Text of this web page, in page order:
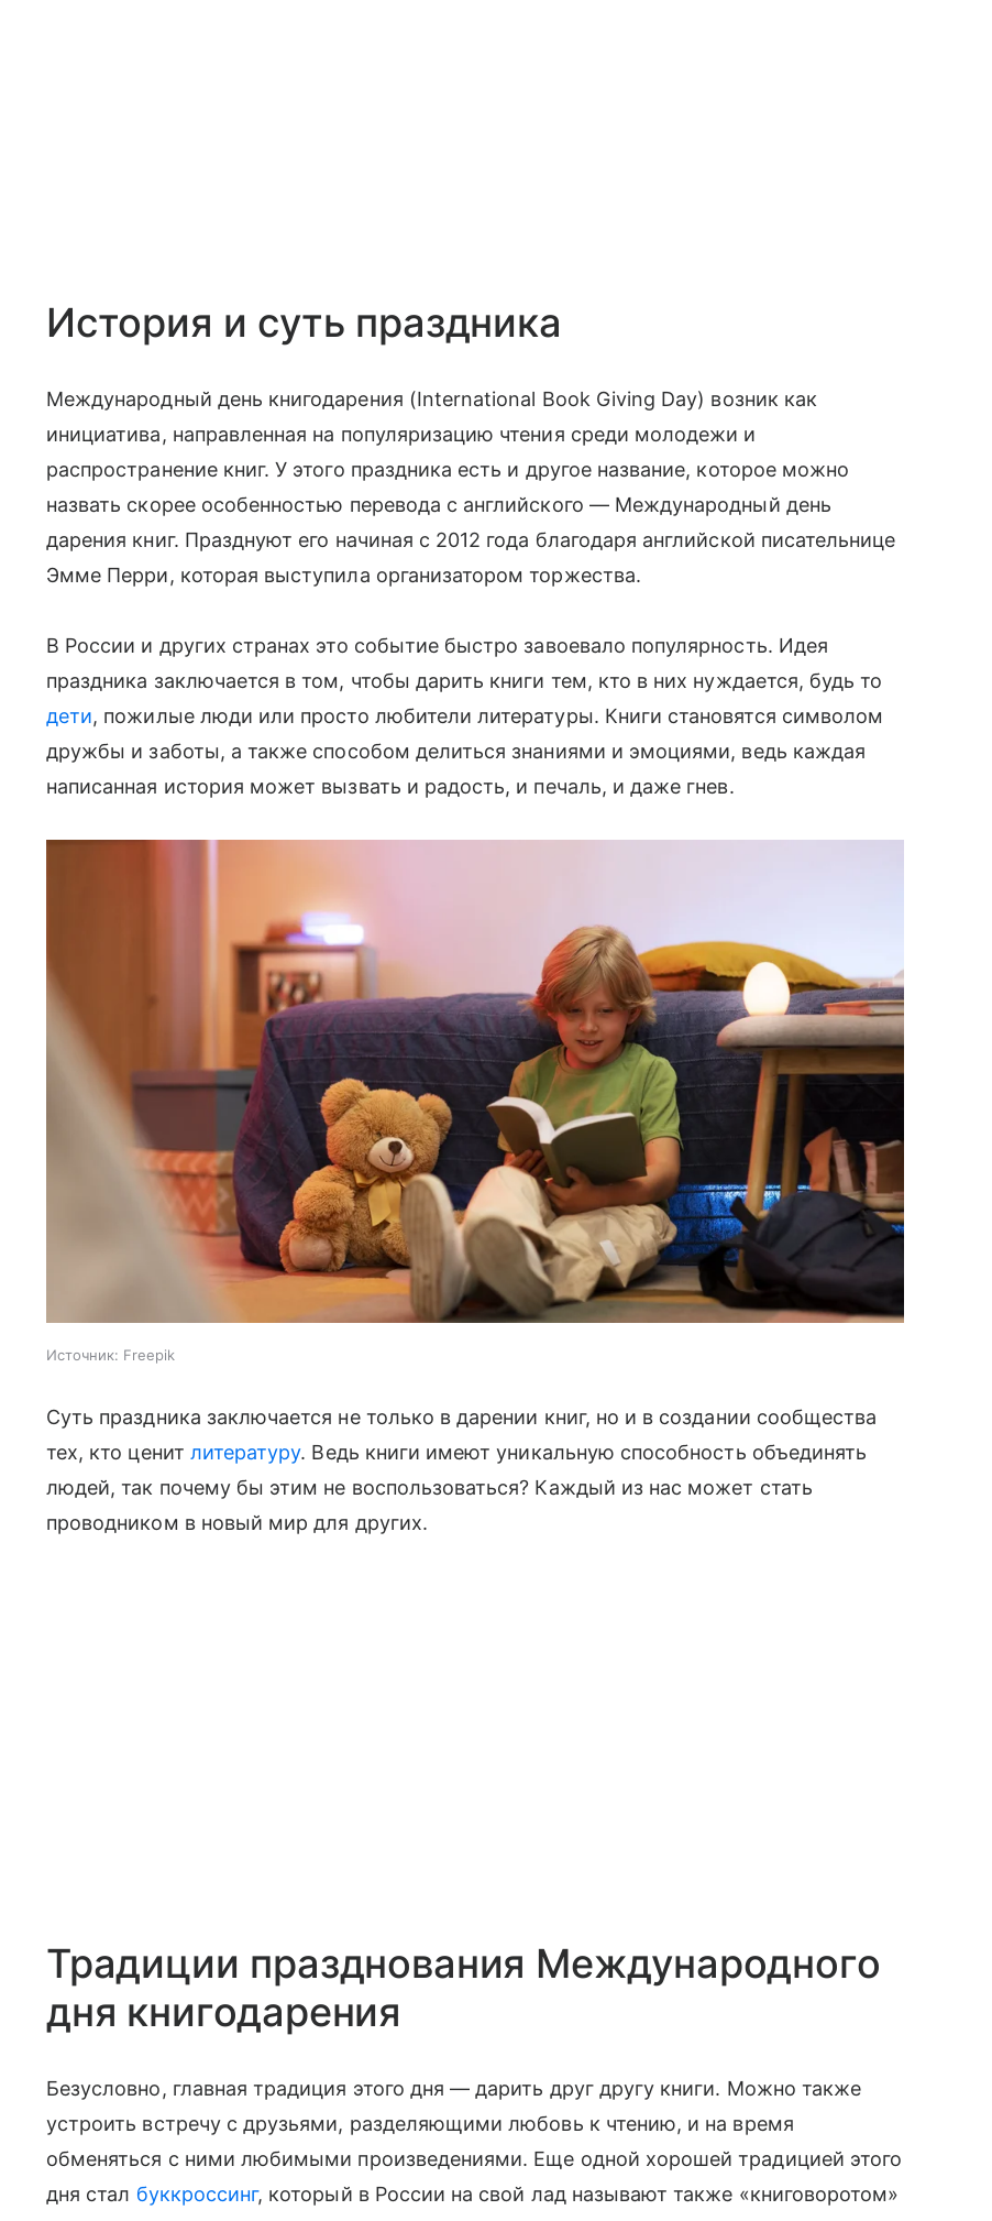
История и суть праздника
Международный день книгодарения (International Book Giving Day) возник как
инициатива, направленная на популяризацию чтения среди молодежи и
распространение книг. У этого праздника есть и другое название, которое можно
назвать скорее особенностью перевода с английского — Международный день
дарения книг. Празднуют его начиная с 2012 года благодаря английской писательнице
Эмме Перри, которая выступила организатором торжества.
В России и других странах это событие быстро завоевало популярность. Идея
праздника заключается в том, чтобы дарить книги тем, кто в них нуждается, будь то
дети, пожилые люди или просто любители литературы. Книги становятся символом
дружбы и заботы, а также способом делиться знаниями и эмоциями, ведь каждая
написанная история может вызвать и радость, и печаль, и даже гнев.
Источник: Freepik
Суть праздника заключается не только в дарении книг, но и в создании сообщества
тех, кто ценит литературу. Ведь книги имеют уникальную способность объединять
людей, так почему бы этим не воспользоваться? Каждый из нас может стать
проводником в новый мир для других.
Традиции празднования Международного
дня книгодарения
Безусловно, главная традиция этого дня — дарить друг другу книги. Можно также
устроить встречу с друзьями, разделяющими любовь к чтению, и на время
обменяться с ними любимыми произведениями. Еще одной хорошей традицией этого
дня стал буккроссинг, который в России на свой лад называют также «‎‎книговоротом»